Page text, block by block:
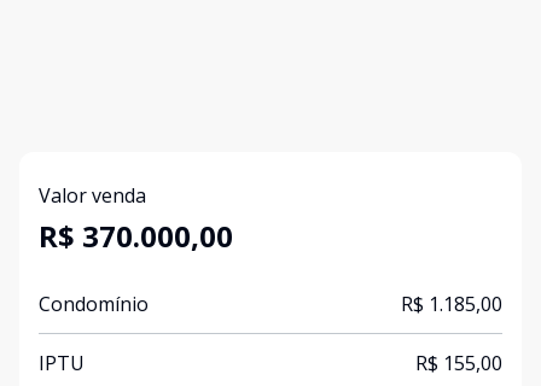
Valor venda
R$ 370.000,00
Condomínio R$ 1.185,00
IPTU R$ 155,00